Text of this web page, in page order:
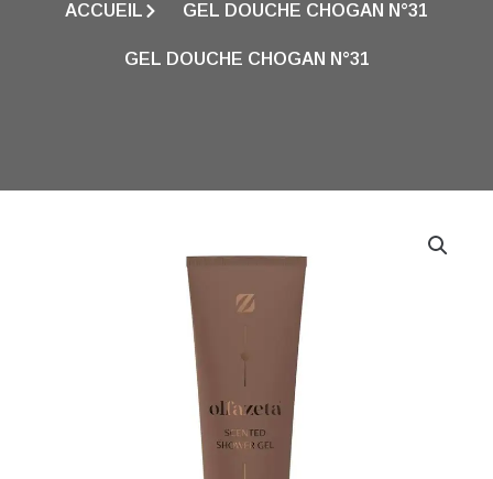
ACCUEIL GEL DOUCHE CHOGAN N°31
GEL DOUCHE CHOGAN N°31